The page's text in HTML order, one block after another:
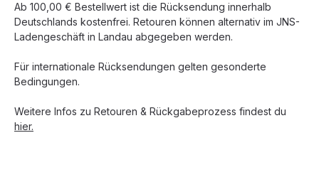
Ab 100,00 € Bestellwert ist die Rücksendung innerhalb
Deutschlands kostenfrei. Retouren können alternativ im JNS-
Ladengeschäft in Landau abgegeben werden.
Für internationale Rücksendungen gelten gesonderte
Bedingungen.
Weitere Infos zu Retouren & Rückgabeprozess findest du
hier.